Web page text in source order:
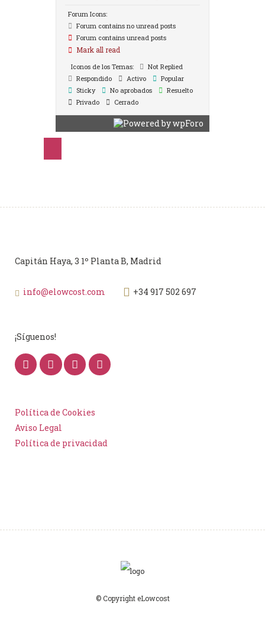
Forum Icons:
Forum contains no unread posts
Forum contains unread posts
Mark all read
Iconos de los Temas:
Not Replied
Respondido
Activo
Popular
Sticky
No aprobados
Resuelto
Privado
Cerrado
Capitán Haya, 3 1º Planta B, Madrid
info@elowcost.com +34 917 502 697
¡Síguenos!
Política de Cookies
Aviso Legal
Política de privacidad
© Copyright eLowcost